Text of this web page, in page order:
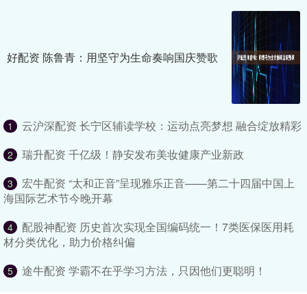
好配资 陈鲁青：用坚守为生命奏响国庆赞歌
1 云沪深配资 长宁区辅读学校：运动点亮梦想 融合绽放精彩
2 瑞升配资 千亿级！静安发布美妆健康产业新政
3
宏牛配资 “太和正音”呈现雅乐正音——第二十四届中国上
海国际艺术节今晚开幕
4
配股神配资 历史首次实现全国编码统一！7类医保医用耗
材分类优化，助力价格纠偏
5 途牛配资 学霸不在乎学习方法，只因他们更聪明！